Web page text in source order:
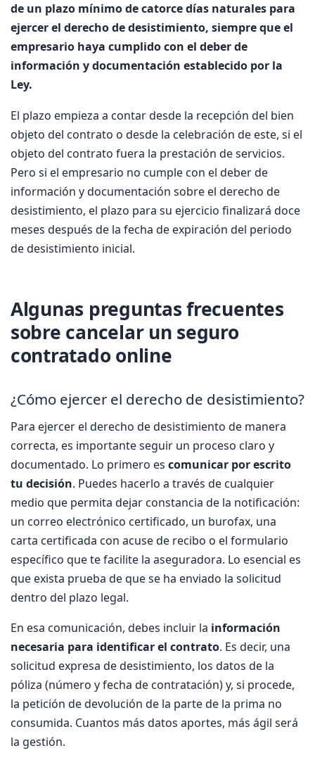
de un plazo mínimo de catorce días naturales para
ejercer el derecho de desistimiento, siempre que el
empresario haya cumplido con el deber de
información y documentación establecido por la
Ley.
El plazo empieza a contar desde la recepción del bien
objeto del contrato o desde la celebración de este, si el
objeto del contrato fuera la prestación de servicios.
Pero si el empresario no cumple con el deber de
información y documentación sobre el derecho de
desistimiento, el plazo para su ejercicio finalizará doce
meses después de la fecha de expiración del periodo
de desistimiento inicial.
Algunas preguntas frecuentes
sobre cancelar un seguro
contratado online
¿Cómo ejercer el derecho de desistimiento?
Para ejercer el derecho de desistimiento de manera
correcta, es importante seguir un proceso claro y
documentado. Lo primero es comunicar por escrito
tu decisión. Puedes hacerlo a través de cualquier
medio que permita dejar constancia de la notificación:
un correo electrónico certificado, un burofax, una
carta certificada con acuse de recibo o el formulario
específico que te facilite la aseguradora. Lo esencial es
que exista prueba de que se ha enviado la solicitud
dentro del plazo legal.
En esa comunicación, debes incluir la información
necesaria para identificar el contrato. Es decir, una
solicitud expresa de desistimiento, los datos de la
póliza (número y fecha de contratación) y, si procede,
la petición de devolución de la parte de la prima no
consumida. Cuantos más datos aportes, más ágil será
la gestión.